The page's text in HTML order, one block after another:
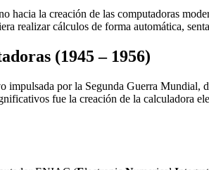
hacia la creación de las computadoras
realizar cálculos de forma automática,
(1945 – 1956)
impulsada por la Segunda Guerra
fue la creación de la calculadora